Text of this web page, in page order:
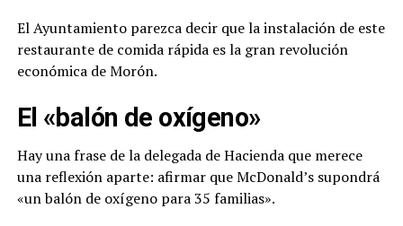
El Ayuntamiento parezca decir que la instalación de este
restaurante de comida rápida es la gran revolución
económica de Morón.
El «balón de oxígeno»
Hay una frase de la delegada de Hacienda que merece
una reflexión aparte: afirmar que McDonald’s supondrá
«un balón de oxígeno para 35 familias».